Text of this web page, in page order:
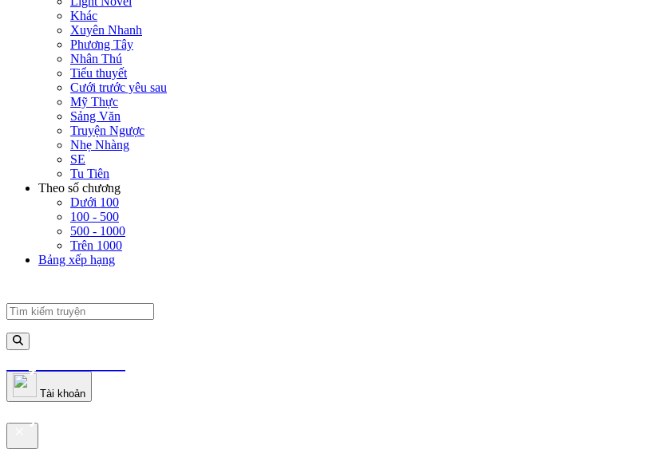
Khác
Xuyên Nhanh
Phương Tây
Nhân Thú
Tiểu thuyết
Cưới trước yêu sau
Mỹ Thực
Sảng Văn
Truyện Ngược
Nhẹ Nhàng
SE
Tu Tiên
Theo số chương
Dưới 100
100 - 500
500 - 1000
Trên 1000
Bảng xếp hạng
truyenfullz.com
Tài khoản
truyenfullz.com